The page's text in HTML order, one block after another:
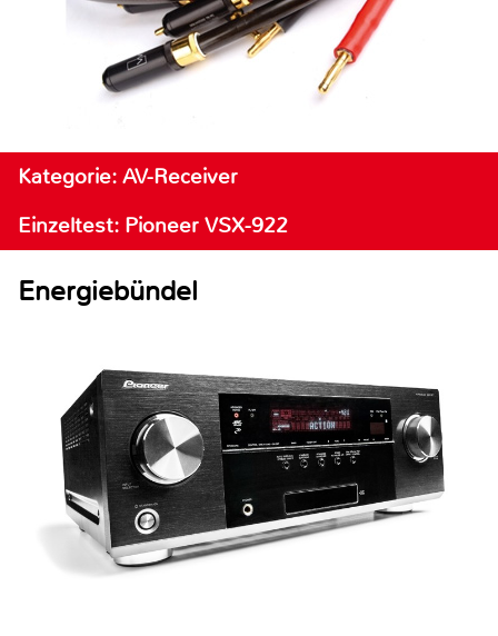
Kategorie: AV-Receiver
Einzeltest: Pioneer VSX-922
Energiebündel